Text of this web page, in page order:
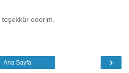
ederim.
›
Ana Sayfa